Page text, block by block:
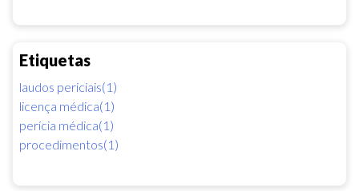
Etiquetas
laudos periciais(1)
licença médica(1)
perícia médica(1)
procedimentos(1)